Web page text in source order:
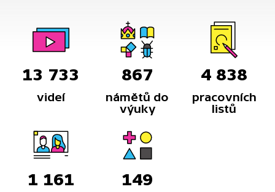
13 733
videí
867
námětů do
výuky
4 838
pracovních
listů
1 161 149